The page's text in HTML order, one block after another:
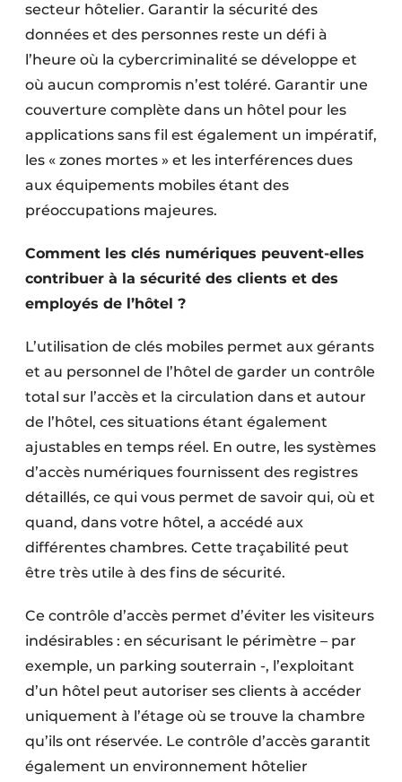
secteur hôtelier. Garantir la sécurité des
données et des personnes reste un défi à
l’heure où la cybercriminalité se développe et
où aucun compromis n’est toléré. Garantir une
couverture complète dans un hôtel pour les
applications sans fil est également un impératif,
les « zones mortes » et les interférences dues
aux équipements mobiles étant des
préoccupations majeures.
Comment les clés numériques peuvent-elles
contribuer à la sécurité des clients et des
employés de l’hôtel ?
L’utilisation de clés mobiles permet aux gérants
et au personnel de l’hôtel de garder un contrôle
total sur l’accès et la circulation dans et autour
de l’hôtel, ces situations étant également
ajustables en temps réel. En outre, les systèmes
d’accès numériques fournissent des registres
détaillés, ce qui vous permet de savoir qui, où et
quand, dans votre hôtel, a accédé aux
différentes chambres. Cette traçabilité peut
être très utile à des fins de sécurité.
Ce contrôle d’accès permet d’éviter les visiteurs
indésirables : en sécurisant le périmètre – par
exemple, un parking souterrain -, l’exploitant
d’un hôtel peut autoriser ses clients à accéder
uniquement à l’étage où se trouve la chambre
qu’ils ont réservée. Le contrôle d’accès garantit
également un environnement hôtelier